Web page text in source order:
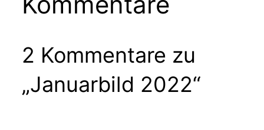
2 Kommentare zu
„Januarbild 2022“